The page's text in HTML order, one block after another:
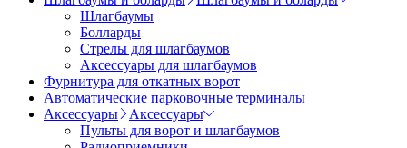
Шлагбаумы
Болларды
Стрелы для шлагбаумов
Аксессуары для шлагбаумов
Фурнитура для откатных ворот
Автоматические парковочные терминалы
Аксессуары
Аксессуары
Пульты для ворот и шлагбаумов